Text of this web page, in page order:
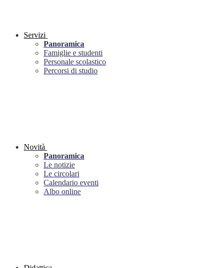
Servizi
Panoramica
Famiglie e studenti
Personale scolastico
Percorsi di studio
Novità
Panoramica
Le notizie
Le circolari
Calendario eventi
Albo online